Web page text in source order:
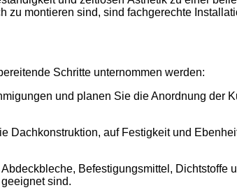
montieren sind, sind fachgerechte
Schritte unternommen werden:
und planen Sie die Anordnung der
Dachkonstruktion, auf Festigkeit und
Befestigungsmittel, Dichtstoffe
sind.